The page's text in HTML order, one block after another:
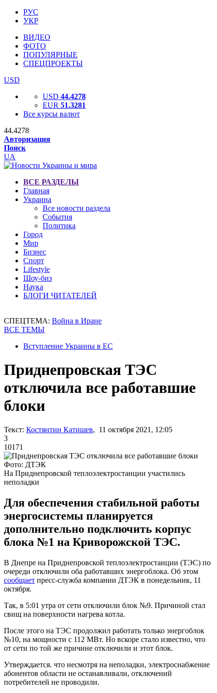
РУС
УКР
ВИДЕО
ФОТО
ПОПУЛЯРНЫЕ
СПЕЦПРОЕКТЫ
USD
USD 44.4278
EUR 51.3281
Все курсы валют
44.4278
Авторизация
Поиск
UA
ВСЕ РАЗДЕЛЫ
Главная
Украина
Все новости раздела
События
Политика
Город
Мир
Бизнес
Спорт
Lifestyle
Шоу-биз
Наука
БЛОГИ ЧИТАТЕЛЕЙ
СПЕЦТЕМА: Война в Иране
ВСЕ ТЕМЫ
Вступление Украины в ЕС
Приднепровская ТЭС
отключила все работавшие
блоки
Текст: Костянтин Катишев, 11 октября 2021, 12:05
3
10171
Фото: ДТЭК
На Приднепровской теплоэлектростанции участились
неполадки
Для обеспечения стабильной работы
энергосистемы планируется
дополнительно подключить корпус
блока №1 на Криворожской ТЭС.
В Днепре на Приднепровской теплоэлектростанции (ТЭС) по
очереди отключили оба работавших энергоблока. Об этом
сообщает пресс-служба компании ДТЭК в понедельник, 11
октября.
Так, в 5:01 утра от сети отключили блок №9. Причиной стал
свищ на поверхности нагрева котла.
После этого на ТЭС продолжил работать только энергоблок
№10, на мощности с 112 МВт. Но вскоре стало известно, что
от сети по той же причине отключили и этот блок.
Утверждается. что несмотря на неполадки, электроснабжение
абонентов области не останавливали, отключений
потребителей не проводили.